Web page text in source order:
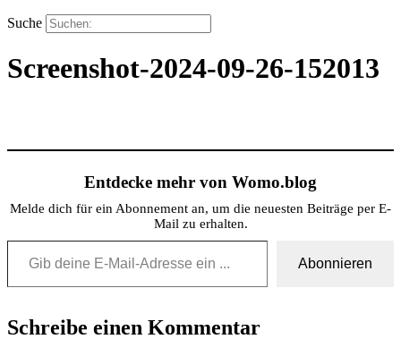
Suche
Screenshot-2024-09-26-152013
Entdecke mehr von Womo.blog
Melde dich für ein Abonnement an, um die neuesten Beiträge per E-
Mail zu erhalten.
Gib deine E-Mail-Adresse ein ...
Abonnieren
Schreibe einen Kommentar